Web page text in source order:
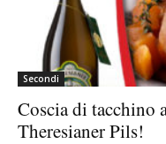
Secondi
Coscia di tacchino
Theresianer Pils!